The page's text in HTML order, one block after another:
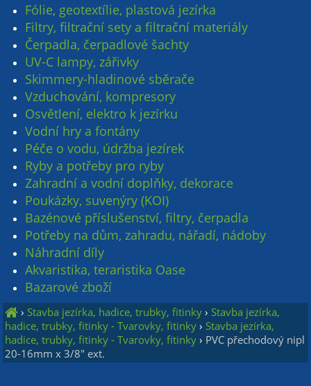
Fólie, geotextílie, plastová jezírka
Filtry, filtrační sety a filtrační materiály
Čerpadla, čerpadlové šachty
UV-C lampy, zářivky
Skimmery-hladinové sběrače
Vzduchování, kompresory
Osvětlení, elektro k jezírku
Vodní hry a fontány
Péče o vodu, údržba jezírek
Ryby a potřeby pro ryby
Zahradní a vodní doplňky, dekorace
Poukázky, suvenýry (KOI)
Bazénové příslušenství, filtry, čerpadla
Potřeby na dům, zahradu, nářadí, nádoby
Náhradní díly
Akvaristika, teraristika Oase
Bazarové zboží
› Stavba jezírka, hadice, trubky, fitinky › Stavba jezírka,
hadice, trubky, fitinky - Tvarovky, fitinky › Stavba jezírka,
hadice, trubky, fitinky - Tvarovky, fitinky › PVC přechodový nipl
20-16mm x 3/8" ext.